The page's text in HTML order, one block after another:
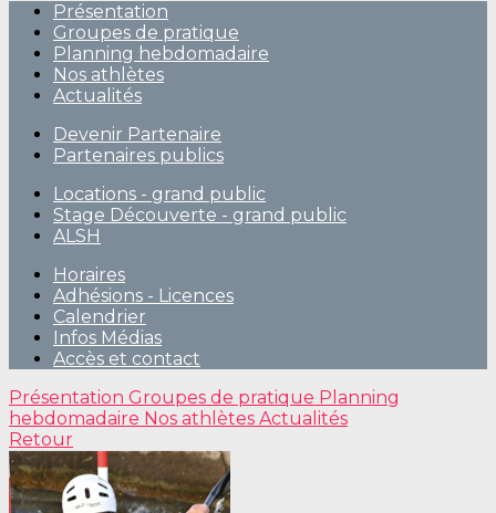
Présentation
Groupes de pratique
Planning hebdomadaire
Nos athlètes
Actualités
Devenir Partenaire
Partenaires publics
Locations - grand public
Stage Découverte - grand public
ALSH
Horaires
Adhésions - Licences
Calendrier
Infos Médias
Accès et contact
Présentation Groupes de pratique Planning
hebdomadaire Nos athlètes Actualités
Retour